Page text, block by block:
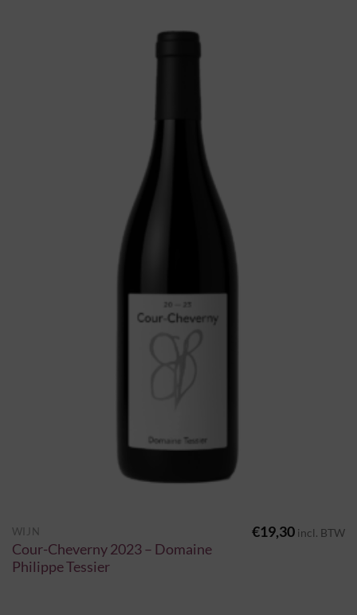
WIJN
Cour-Cheverny 2023 – Domaine
Philippe Tessier
€19,30 incl. BTW